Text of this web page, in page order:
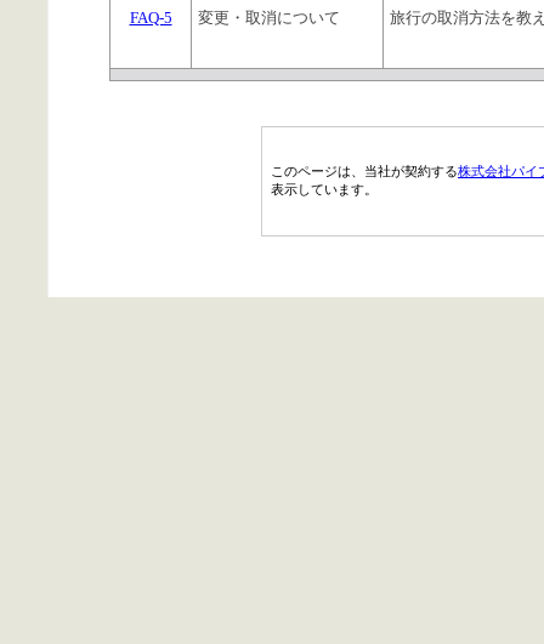
FAQ-5 変更・取消について 旅行の取消方法を教
このページは、当社が契約する株式会社パイ
表示しています。